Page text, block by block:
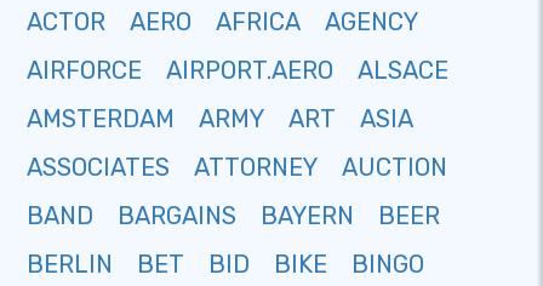
ACTOR
AERO AFRICA
AGENCY
AIRFORCE
AIRPORT.AERO
ALSACE
AMSTERDAM
ARMY ART
ASIA
ASSOCIATES
ATTORNEY
AUCTION
BAND
BARGAINS BAYERN
BEER
BERLIN
BET BID BIKE
BINGO